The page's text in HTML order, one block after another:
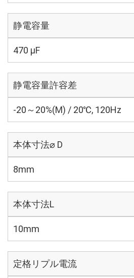
静電容量
470 µF
静電容量許容差
-20～20%(M) / 20℃, 120Hz
本体寸法⌀ D
8mm
本体寸法L
10mm
定格リプル電流